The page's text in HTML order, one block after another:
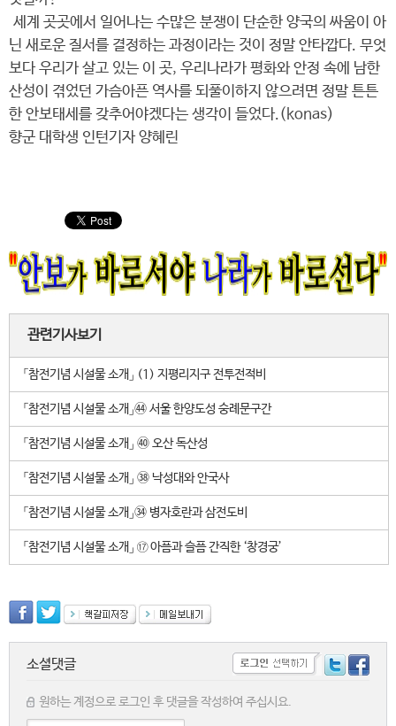
세계 곳곳에서 일어나는 수많은 분쟁이 단순한 양국의 싸움이 아
닌 새로운 질서를 결정하는 과정이라는 것이 정말 안타깝다. 무엇
보다 우리가 살고 있는 이 곳, 우리나라가 평화와 안정 속에 남한
산성이 겪었던 가슴아픈 역사를 되풀이하지 않으려면 정말 튼튼
한 안보태세를 갖추어야겠다는 생각이 들었다.(konas)
향군 대학생 인턴기자 양혜린
관련기사보기
「참전기념 시설물 소개」 (1) 지평리지구 전투전적비
「참전기념 시설물 소개」㊹ 서울 한양도성 숭례문구간
「참전기념 시설물 소개」 ㊵ 오산 독산성
「참전기념 시설물 소개」 ㊳ 낙성대와 안국사
「참전기념 시설물 소개」㉞ 병자호란과 삼전도비
「참전기념 시설물 소개」 ⑰ 아픔과 슬픔 간직한 ‘창경궁’
소셜댓글
원하는 계정으로 로그인 후 댓글을 작성하여 주십시요.